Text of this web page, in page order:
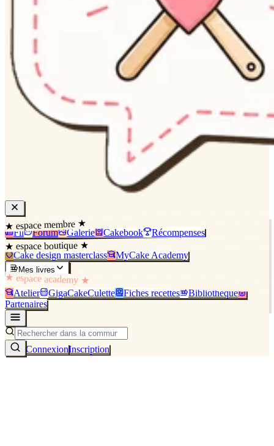
★ espace membre ★
Fil Forum Galerie Cakebook Récompenses
★ espace boutique ★
Cake design masterclass MyCake Academy
Mes livres
★ espace academy ★
Atelier GigaCakeCulette Fiches recettes
Bibliothèque
Partenaires
ConnexionInscription